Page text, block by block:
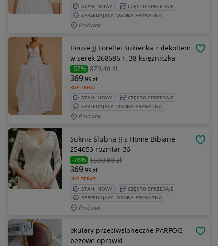
STAN: NOWY
CZĘSTO SPRZEDAJE
SPRZEDAJĄCY: OSOBA PRYWATNA
Pniówek
House JJ Lorellei Sukienka z dekoltem
w serek 268686 r. 38 księżniczka
-57% 879,40 zł
KUP TERAZ
369,99zł
STAN: NOWY
CZĘSTO SPRZEDAJE
SPRZEDAJĄCY: OSOBA PRYWATNA
Pniówek
Suknia ślubna JJ s Home Bibiane
254053 rozmiar 36
-76% 1599,00 zł
KUP TERAZ
369,99zł
STAN: NOWY
CZĘSTO SPRZEDAJE
SPRZEDAJĄCY: OSOBA PRYWATNA
Pniówek
okulary przeciwsłoneczne PARFOIS
beżowe oprawki